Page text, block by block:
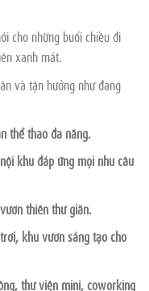
cho những buổi chiều đi
xanh mát.
và tận hưởng như đang
thể thao đa năng.
khu đáp ứng mọi nhu cầu
thiền thư giãn.
khu vườn sáng tạo cho
thư viện mini, coworking